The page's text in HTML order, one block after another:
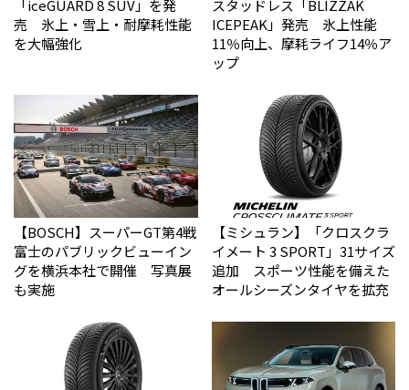
「iceGUARD 8 SUV」を発
売 氷上・雪上・耐摩耗性能
を大幅強化
スタッドレス「BLIZZAK
ICEPEAK」発売 氷上性能
11％向上、摩耗ライフ14％ア
ップ
【BOSCH】スーパーGT第4戦
富士のパブリックビューイン
グを横浜本社で開催 写真展
も実施
【ミシュラン】「クロスクラ
イメート 3 SPORT」31サイズ
追加 スポーツ性能を備えた
オールシーズンタイヤを拡充